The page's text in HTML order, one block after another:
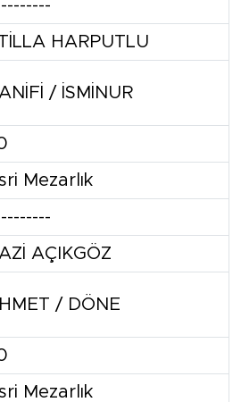
HARPUTLU
/ İSMİNUR
Mezarlık
AÇIKGÖZ
/ DÖNE
Mezarlık